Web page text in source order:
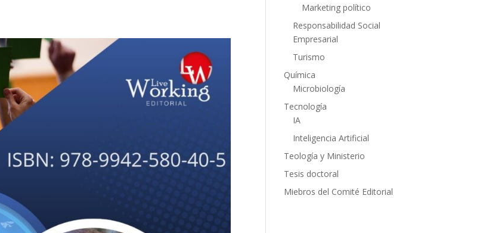
Marketing político
Responsabilidad Social
Empresarial
Turismo
Química
Microbiología
Tecnología
IA
Inteligencia Artificial
Teología y Ministerio
Tesis doctoral
Miebros del Comité Editorial